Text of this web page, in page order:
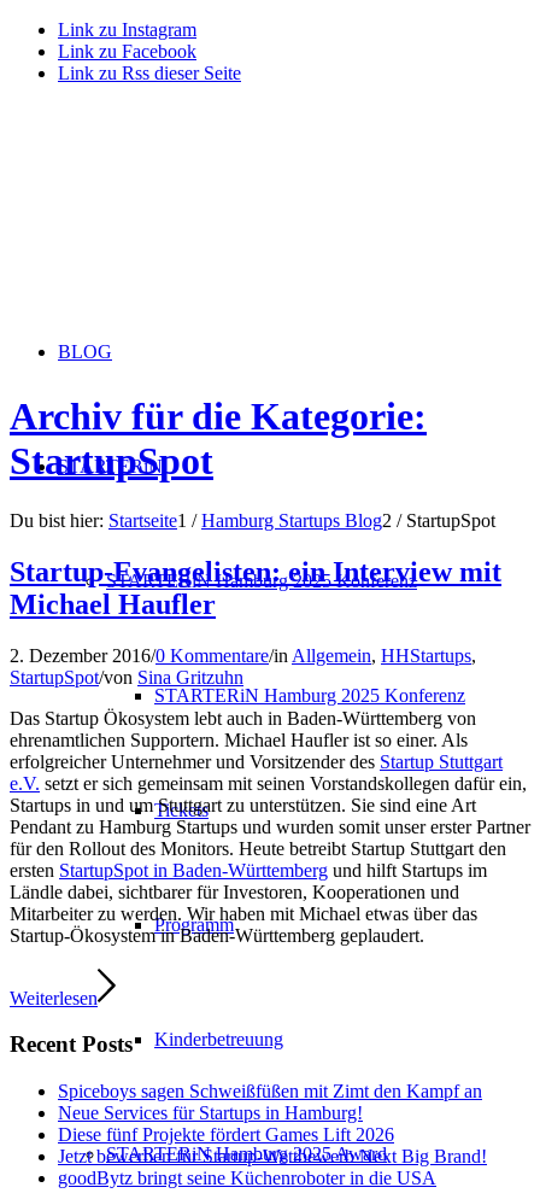
Link zu Instagram
Link zu Facebook
Link zu Rss dieser Seite
BLOG
STARTERiN
STARTERiN Hamburg 2025 Konferenz
STARTERiN Hamburg 2025 Konferenz
Tickets
Programm
Kinderbetreuung
STARTERiN Hamburg 2025 Award
Archiv für die Kategorie:
StartupSpot
Du bist hier: Startseite1 / Hamburg Startups Blog2 / StartupSpot
Startup-Evangelisten: ein Interview mit
Michael Haufler
2. Dezember 2016/0 Kommentare/in Allgemein, HHStartups,
StartupSpot/von Sina Gritzuhn
Das Startup Ökosystem lebt auch in Baden-Württemberg von
ehrenamtlichen Supportern. Michael Haufler ist so einer. Als
erfolgreicher Unternehmer und Vorsitzender des Startup Stuttgart
e.V. setzt er sich gemeinsam mit seinen Vorstandskollegen dafür ein,
Startups in und um Stuttgart zu unterstützen. Sie sind eine Art
Pendant zu Hamburg Startups und wurden somit unser erster Partner
für den Rollout des Monitors. Heute betreibt Startup Stuttgart den
ersten StartupSpot in Baden-Württemberg und hilft Startups im
Ländle dabei, sichtbarer für Investoren, Kooperationen und
Mitarbeiter zu werden. Wir haben mit Michael etwas über das
Startup-Ökosystem in Baden-Württemberg geplaudert.
Weiterlesen
Recent Posts
Spiceboys sagen Schweißfüßen mit Zimt den Kampf an
Neue Services für Startups in Hamburg!
Diese fünf Projekte fördert Games Lift 2026
Jetzt bewerben für Startup-Wettbewerb Next Big Brand!
goodBytz bringt seine Küchenroboter in die USA